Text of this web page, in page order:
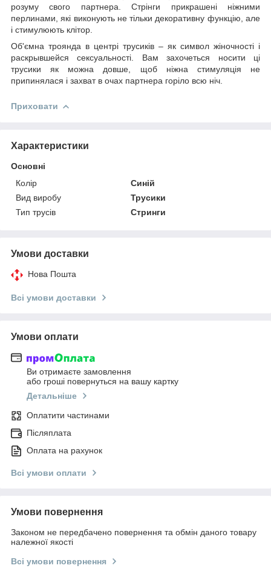
розуму свого партнера. Стрінги прикрашені ніжними
перлинами, які виконують не тільки декоративну функцію, але
і стимулюють клітор.
Об'ємна троянда в центрі трусиків – як символ жіночності і
раскрывшейся сексуальності. Вам захочеться носити ці
трусики як можна довше, щоб ніжна стимуляція не
припинялася і захват в очах партнера горіло всю ніч.
Приховати
Характеристики
Основні
Колір
Синій
Вид виробу
Трусики
Тип трусів
Стринги
Умови доставки
Нова Пошта
Всі умови доставки
Умови оплати
Ви отримаєте замовлення
або гроші повернуться на вашу картку
Детальніше
Оплатити частинами
Післяплата
Оплата на рахунок
Всі умови оплати
Умови повернення
Законом не передбачено повернення та обмін даного товару
належної якості
Всі умови повернення